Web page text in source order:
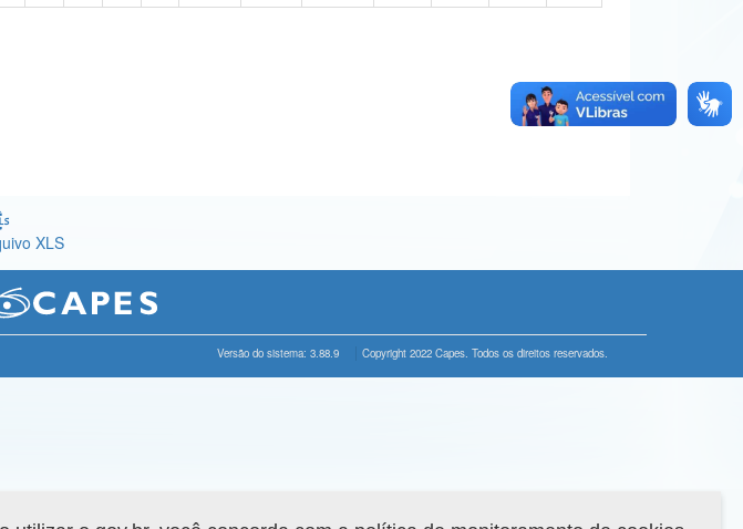
XLS
Versão do sistema: 3.88.9 Copyright 2022 Capes. Todos os direitos reservados.